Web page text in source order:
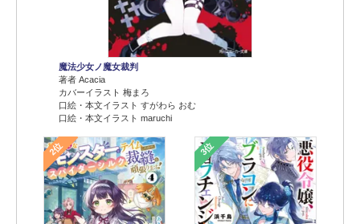
魔法少女ノ魔女裁判
著者 Acacia
カバーイラスト 梅まろ
口絵・本文イラスト すがわら おむ
口絵・本文イラスト maruchi
2位 3位